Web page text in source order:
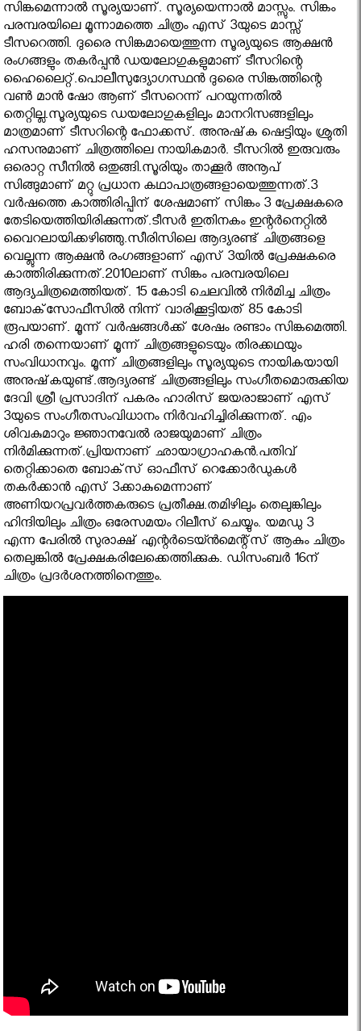
സിങ്കമെന്നാല്‍ സൂര്യയാണ്. സൂര്യയെന്നാല്‍ മാസ്സും. സിങ്കം
പരമ്പരയിലെ മൂന്നാമത്തെ ചിത്രം എസ് 3യുടെ മാസ്സ്
ടീസറെത്തി. ദുരൈ സിങ്കമായെത്തുന്ന സൂര്യയുടെ ആക്ഷന്‍
രംഗങ്ങളും തകര്‍പ്പന്‍ ഡയലോഗുകളുമാണ് ടീസറിന്റെ
ഹൈലൈറ്റ്.പൊലീസുദ്യോഗസ്ഥന്‍ ദുരൈ സിങ്കത്തിന്റെ
വണ്‍ മാന്‍ ഷോ ആണ് ടീസറെന്ന് പറയുന്നതില്‍
തെറ്റില്ല.സൂര്യയുടെ ഡയലോഗുകളിലും മാനറിസങ്ങളിലും
മാത്രമാണ് ടീസറിന്റെ ഫോക്കസ്. അനുഷ്‌ക ഷെട്ടിയും ശ്രുതി
ഹസനുമാണ് ചിത്രത്തിലെ നായികമാര്‍. ടീസറില്‍ ഇരുവരും
ഒരൊറ്റ സീനില്‍ ഒതുങ്ങി.സൂരിയും താക്കൂര്‍ അനൂപ്
സിങ്ങുമാണ് മറ്റു പ്രധാന കഥാപാത്രങ്ങളായെത്തുന്നത്.3
വര്‍ഷത്തെ കാത്തിരിപ്പിന് ശേഷമാണ് സിങ്കം 3 പ്രേക്ഷകരെ
തേടിയെത്തിയിരിക്കുന്നത്.ടീസര്‍ ഇതിനകം ഇന്റര്‍നെറ്റില്‍
വൈറലായിക്കഴിഞ്ഞു.സീരിസിലെ ആദ്യരണ്ട് ചിത്രങ്ങളെ
വെല്ലുന്ന ആക്ഷന്‍ രംഗങ്ങളാണ് എസ് 3യില്‍ പ്രേക്ഷകരെ
കാത്തിരിക്കുന്നത്.2010ലാണ് സിങ്കം പരമ്പരയിലെ
ആദ്യചിത്രമെത്തിയത്. 15 കോടി ചെലവില്‍ നിര്‍മിച്ച ചിത്രം
ബോക്‌സോഫീസില്‍ നിന്ന് വാരിക്കൂട്ടിയത് 85 കോടി
രൂപയാണ്. മൂന്ന് വര്‍ഷങ്ങള്‍ക്ക് ശേഷം രണ്ടാം സിങ്കമെത്തി.
ഹരി തന്നെയാണ് മൂന്ന് ചിത്രങ്ങളുടെയും തിരക്കഥയും
സംവിധാനവും. മൂന്ന് ചിത്രങ്ങളിലും സൂര്യയുടെ നായികയായി
അനുഷ്‌കയുണ്ട്.ആദ്യരണ്ട് ചിത്രങ്ങളിലും സംഗീതമൊരുക്കിയ
ദേവി ശ്രീ പ്രസാദിന് പകരം ഹാരിസ് ജയരാജാണ് എസ്
3യുടെ സംഗീതസംവിധാനം നിര്‍വഹിച്ചിരിക്കുന്നത്. എം
ശിവകുമാറും ജ്ഞാനവേല്‍ രാജയുമാണ് ചിത്രം
നിര്‍മിക്കുന്നത്.പ്രിയനാണ് ഛായാഗ്രാഹകന്‍.പതിവ്
തെറ്റിക്കാതെ ബോക്‌സ് ഓഫീസ് റെക്കോര്‍ഡുകള്‍
തകര്‍ക്കാന്‍ എസ് 3ക്കാകുമെന്നാണ്
അണിയറപ്രവര്‍ത്തകരുടെ പ്രതീക്ഷ.തമിഴിലും തെലുങ്കിലും
ഹിന്ദിയിലും ചിത്രം ഒരേസമയം റിലീസ് ചെയ്യും. യമഡു 3
എന്ന പേരില്‍ സുരാക്ഷ് എന്റര്‍ടെയ്ന്‍മെന്റ്‌സ് ആകും ചിത്രം
തെലുങ്കില്‍ പ്രേക്ഷകരിലേക്കെത്തിക്കുക. ഡിസംബര്‍ 16ന്
ചിത്രം പ്രദര്‍ശനത്തിനെത്തും.